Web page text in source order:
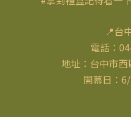
📍台
電話：
地址：台中市
開幕日：